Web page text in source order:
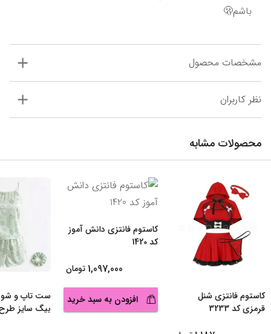
باشم🫢
مشخصات محصول
نظر کاربران
محصولات مشابه
کاستوم فانتزی شنل
قرمزی کد 3233
کاستوم فانتزی دانش آموز
کد 1420
1,097,000 تومان
افزودن به سبد خرید
ست تاپ و
بیگ سایز طرح